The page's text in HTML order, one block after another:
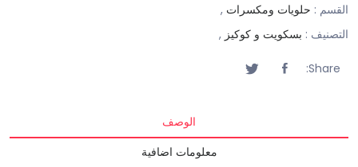
القسم : حلويات ومكسرات ,
التصنيف : بسكويت و كوكيز ,
Share:
الوصف
معلومات اضافية